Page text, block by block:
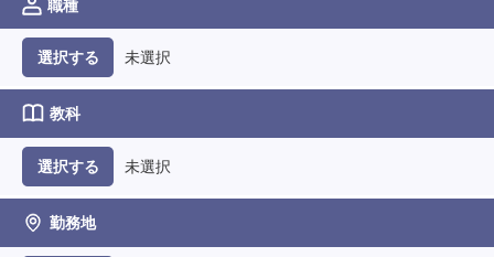
職種
選択する 未選択
教科
選択する 未選択
勤務地